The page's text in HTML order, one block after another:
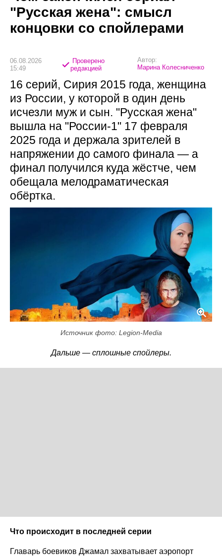
"Русская жена": смысл
концовки со спойлерами
06.08.2026
15:49
Проверено
редакцией
Автор:
Марина Колесниченко
16 серий, Сирия 2015 года, женщина
из России, у которой в один день
исчезли муж и сын. "Русская жена"
вышла на "России-1" 17 февраля
2025 года и держала зрителей в
напряжении до самого финала — а
финал получился куда жёстче, чем
обещала мелодраматическая
обёртка.
Источник фото: Legion-Media
Дальше — сплошные спойлеры.
Что происходит в последней серии
Главарь боевиков Джамал захватывает аэропорт